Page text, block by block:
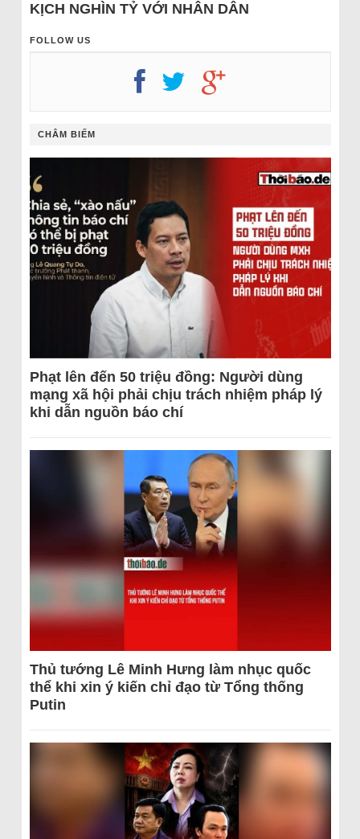
KỊCH NGHÌN TỶ VỚI NHÂN DÂN
FOLLOW US
CHÂM BIẾM
Phạt lên đến 50 triệu đồng: Người dùng
mạng xã hội phải chịu trách nhiệm pháp lý
khi dẫn nguồn báo chí
Thủ tướng Lê Minh Hưng làm nhục quốc
thể khi xin ý kiến chỉ đạo từ Tổng thống
Putin